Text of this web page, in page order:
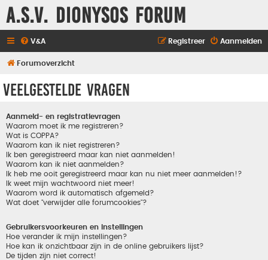
A.S.V. Dionysos Forum
V&A Aanmelden
Registreer
Forumoverzicht
Veelgestelde vragen
Aanmeld- en registratievragen
Waarom moet ik me registreren?
Wat is COPPA?
Waarom kan ik niet registreren?
Ik ben geregistreerd maar kan niet aanmelden!
Waarom kan ik niet aanmelden?
Ik heb me ooit geregistreerd maar kan nu niet meer aanmelden!?
Ik weet mijn wachtwoord niet meer!
Waarom word ik automatisch afgemeld?
Wat doet "verwijder alle forumcookies"?
Gebruikersvoorkeuren en instellingen
Hoe verander ik mijn instellingen?
Hoe kan ik onzichtbaar zijn in de online gebruikers lijst?
De tijden zijn niet correct!